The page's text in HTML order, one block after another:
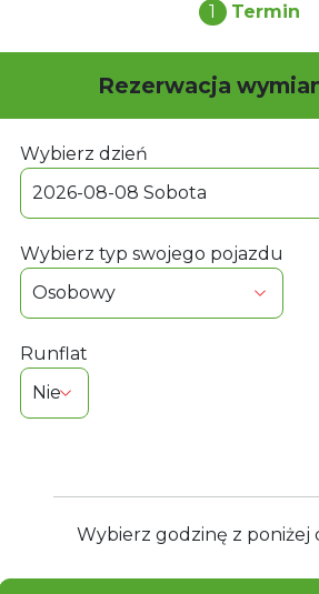
1 Termin
Rezerwacja
Wybierz dzień
Wybierz typ swojego pojazdu
Runflat
Wybierz godzinę z poniżej